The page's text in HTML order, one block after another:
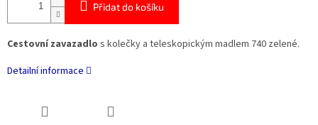
Přidat do košíku
Cestovní zavazadlo s kolečky a teleskopickým madlem 740 zelené.
Detailní informace